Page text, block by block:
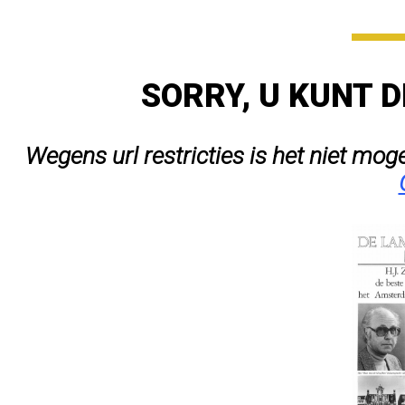
SORRY, U KUNT
Wegens url restricties is het niet